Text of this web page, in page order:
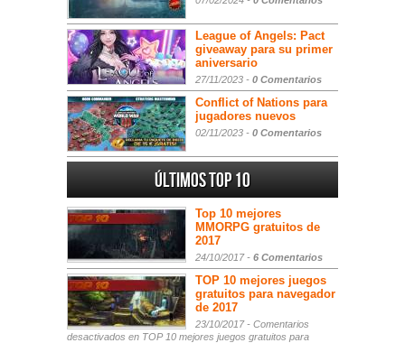
League of Angels: Pact
giveaway para su primer
aniversario
27/11/2023 - 0 Comentarios
Conflict of Nations para
jugadores nuevos
02/11/2023 - 0 Comentarios
Últimos Top 10
Top 10 mejores
MMORPG gratuitos de
2017
24/10/2017 - 6 Comentarios
TOP 10 mejores juegos
gratuitos para navegador
de 2017
23/10/2017 - Comentarios
desactivados en TOP 10 mejores juegos gratuitos para